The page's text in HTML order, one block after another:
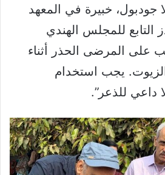
جودبول، خبيرة في المعهد
التابع للمجلس الهندي
على المرضى الحذر أثناء
يجب استخدام
داعي للذعر”.